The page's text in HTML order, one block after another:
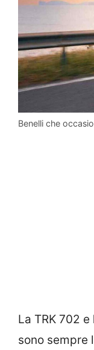
Benelli che
La TRK 702
sono sempre